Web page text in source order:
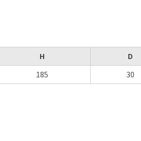
H
D
185 30